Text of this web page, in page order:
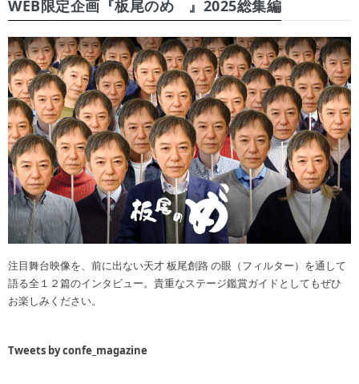
WEB限定企画『板尾のめ゙』2025総集編
注目舞台映像を、前に出ない天才 板尾創路 の眼（フィルター）を通して
語る全１２篇のインタビュー。貴重なステージ鑑賞ガイドとしてもぜひ
お楽しみください。
Tweets by confe_magazine